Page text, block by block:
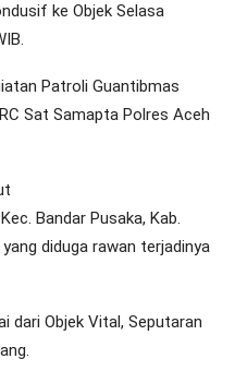
ke Objek Selasa
Patroli Guantibmas
Sat Samapta Polres Aceh
Bandar Pusaka, Kab.
diduga rawan terjadinya
dari Objek Vital, Seputaran